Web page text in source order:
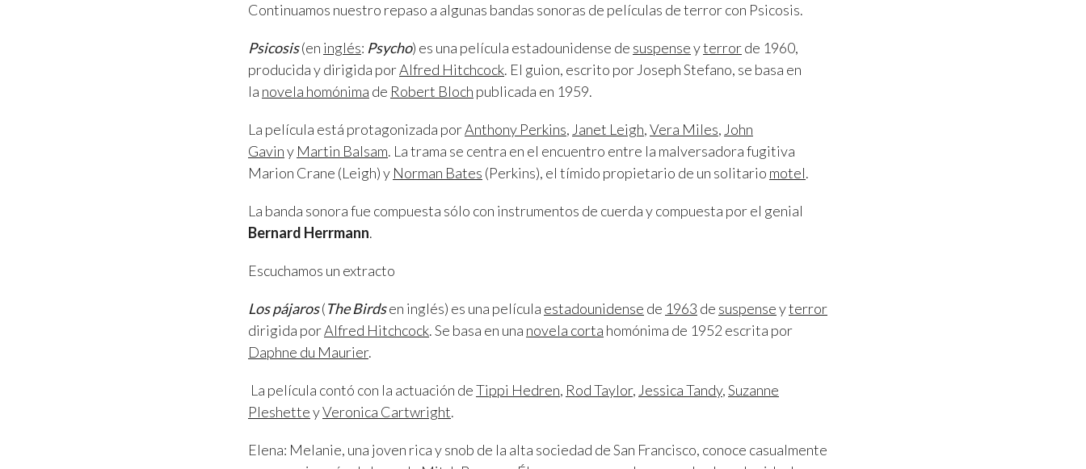
Continuamos nuestro repaso a algunas bandas sonoras de películas de terror con Psicosis.
Psicosis(en inglés: Psycho) es una película estadounidense de suspenseyterrorde 1960,
producida y dirigida porAlfred Hitchcock. El guion, escrito por Joseph Stefano, se basa en
la novela homónima de Robert Bloch publicada en 1959.
La película está protagonizada porAnthony Perkins, Janet Leigh,Vera Miles, John
Gaviny Martin Balsam. La trama se centra en el encuentro entre la malversadora fugitiva
Marion Crane (Leigh) y Norman Bates (Perkins), el tímido propietario de un solitario motel.
La banda sonora fue compuesta sólo con instrumentos de cuerda y compuesta por el genial
Bernard Herrmann.
Escuchamos un extracto
Los pájaros(The Birdsen inglés) es una película estadounidense de 1963 de suspenseyterror
dirigida porAlfred Hitchcock. Se basa en una novela corta homónima de 1952 escrita por
Daphne du Maurier.
La película contó con la actuación deTippi Hedren, Rod Taylor, Jessica Tandy,Suzanne
PleshetteyVeronica Cartwright.
Elena: Melanie, una joven rica y snob de la alta sociedad de San Francisco, conoce casualmente